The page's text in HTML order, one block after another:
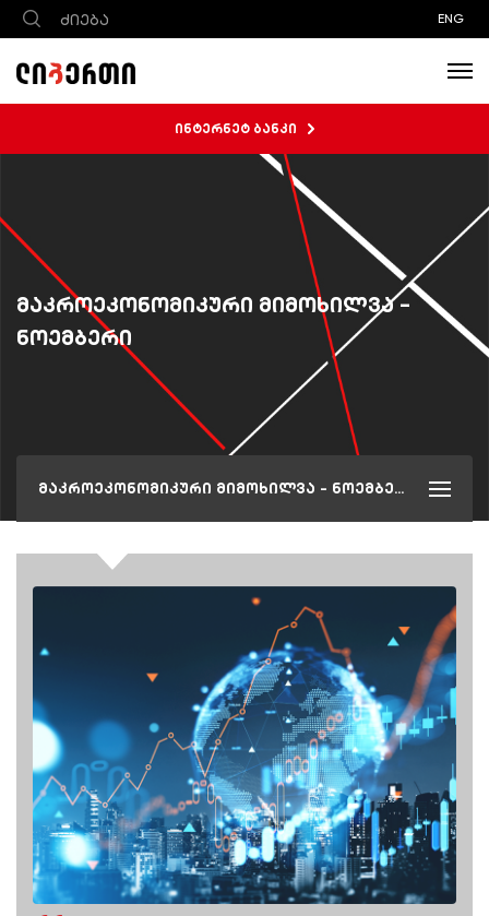
ENG
ინტერნეტ ბანკი
მაკროეკონომიკური მიმოხილვა -
ნოემბერი
მაკროეკონომიკური მიმოხილვა - ნოემბერი